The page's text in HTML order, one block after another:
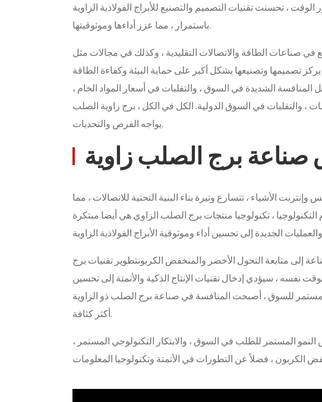
الوقت ، تحسنت تقنيات التصميم والتصنيع للأبراج الفولاذية الزاوية
باستمرار ، مما عزز أداءها وموثوقيتها.
في صناعات الطاقة والاتصالات التقليدية ، وكذلك في مجالات مثل
يركز تصميمها وتصنيعها بشكل أكبر على حماية البيئة وكفاءة الطاقة
المنافسة الشديدة في السوق ، والتقلبات في أسعار المواد الخام ،
، والتقلبات في السوق الدولية. الكل في الكل ، برج زاوية الصلب
يواجه الفرص والتحديات.
صناعة برج الصلب زاوية
الأشياء ، تتسارع وتيرة بناء البنية التحتية للاتصالات ، مما
، تكنولوجيا منتجات برج الصلب الزاوي هي أيضا مبتكرة
إلى متابعة التحول الأخضر والمنخفض الكربونتطوير تقنيات برج
نفسه ، سيؤدي إدخال تقنيات الإنتاج الذكية والأتمتة إلى تحسين
للسوق ، أصبحت المنافسة في صناعة برج الصلب ذو الزاوية
أكثر كثافة.
النمو المستمر للطلب في السوق ، والابتكار التكنولوجي المستمر ،